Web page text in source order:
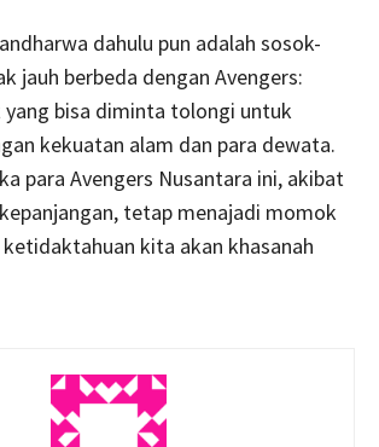
dahulu pun adalah sosok-
jauh berbeda dengan Avengers:
yang bisa diminta tolongi untuk
kekuatan alam dan para dewata.
para Avengers Nusantara ini, akibat
tetap menajadi momok
kita akan khasanah